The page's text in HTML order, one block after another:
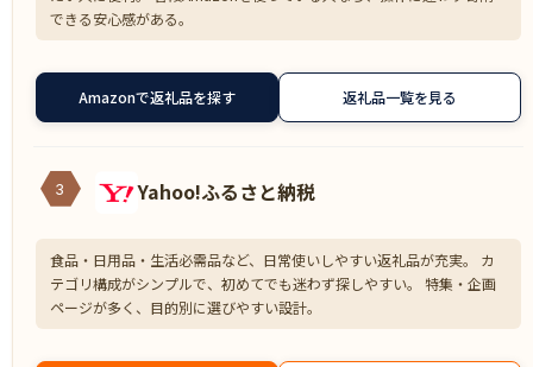
できる安心感がある。
Amazonで返礼品を探す 返礼品一覧を見る
3 Yahoo!ふるさと納税
食品・日用品・生活必需品など、日常使いしやすい返礼品が充実。 カ
テゴリ構成がシンプルで、初めてでも迷わず探しやすい。 特集・企画
ページが多く、目的別に選びやすい設計。